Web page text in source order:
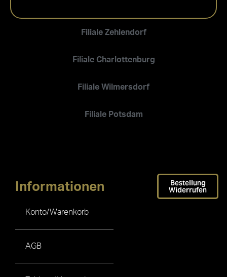
Filiale Zehlendorf
Filiale Charlottenburg
Filiale Wilmersdorf
Filiale Potsdam
Informationen
Konto/Warenkorb
AGB
Bestellung
Widerrufen